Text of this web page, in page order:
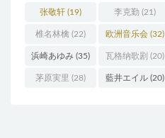
(25)
张敬轩 (19) 李克勤 (21)
椎名林檎 (22) 欧洲音乐会(32)
浜崎あゆみ (35) 瓦格纳歌剧 (20)
茅原実里 (28) 藍井エイル(20)